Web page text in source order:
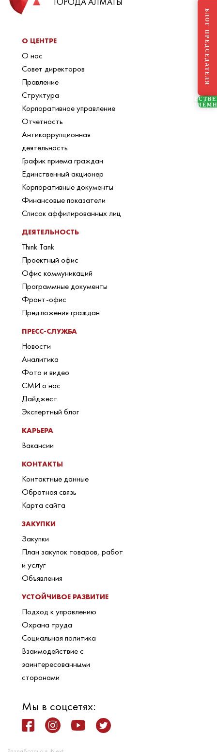
О ЦЕНТРЕ
О нас
Совет директоров
Правление
Структура
Корпоративное управление
Отчетность
Антикоррупционная
деятельность
График приема граждан
Единственный акционер
Корпоративные документы
Финансовые показатели
Список аффилированных лиц
ДЕЯТЕЛЬНОСТЬ
Think Tank
Проектный офис
Офис коммуникаций
Программные документы
Фронт-офис
Предложения граждан
ПРЕСС-СЛУЖБА
Новости
Аналитика
Фото и видео
СМИ о нас
Дайджест
Экспертный блог
КАРЬЕРА
Вакансии
КОНТАКТЫ
Контактные данные
Обратная связь
Карта сайта
ЗАКУПКИ
Закупки
План закупок товаров, работ
и услуг
Объявления
УСТОЙЧИВОЕ РАЗВИТИЕ
Подход к управлению
Охрана труда
Социальная политика
Взаимодействие с
заинтересованными
сторонами
Мы в соцсетях:
БЛОГ ПРЕДСЕДАТЕЛЯ